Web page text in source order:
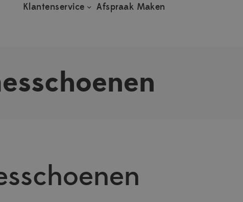
Klantenservice Afspraak Maken